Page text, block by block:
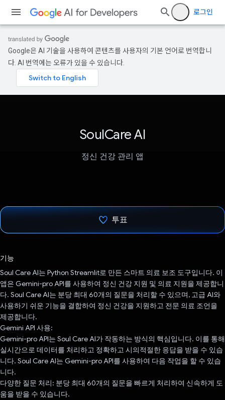
로그인
Google은 AI 기술을 사용하여 콘텐츠를 사용자의 기본 언어로 번역합니
다. AI 번역에는 오류가 있을 수 있습니다.
SoulCare AI
정신 건강 관리 앱
투표
기능
Soul Care AI는 Python Streamlit로 만든 스마트 의료 보조 도구입니다. 이
앱은 Gemini-pro API를 사용하여 정신 건강 지원 및 의료 지원을 제공합니
다. Soul Care AI는 분당 최대 60개의 질문을 처리할 수 있으며, 고급 AI와
사용하기 쉬운 기능을 결합하여 정신 건강을 지원하고 전문 의료 조언을
제공합니다.
Gemini API 사용:
Gemini-pro API는 Soul Care AI가 작동하는 방식의 핵심입니다. 이를 통해
실시간으로 데이터를 처리하고 정확하고 시의적절한 응답을 받을 수 있습
니다. Soul Care AI는 Gemini-pro API를 사용하여 다음 작업을 할 수 있습
니다.
다양한 질문 처리: 분당 최대 60개의 질문을 빠르게 처리하여 신속하게 도
움을 받을 수 있습니다.